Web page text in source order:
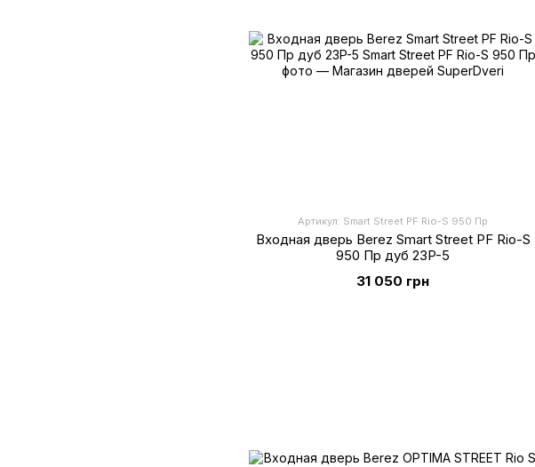
Артикул: Smart Street PF Rio-S 950 Пр
Входная дверь Berez Smart Street PF Rio-S
950 Пр дуб 23P-5
31 050 грн